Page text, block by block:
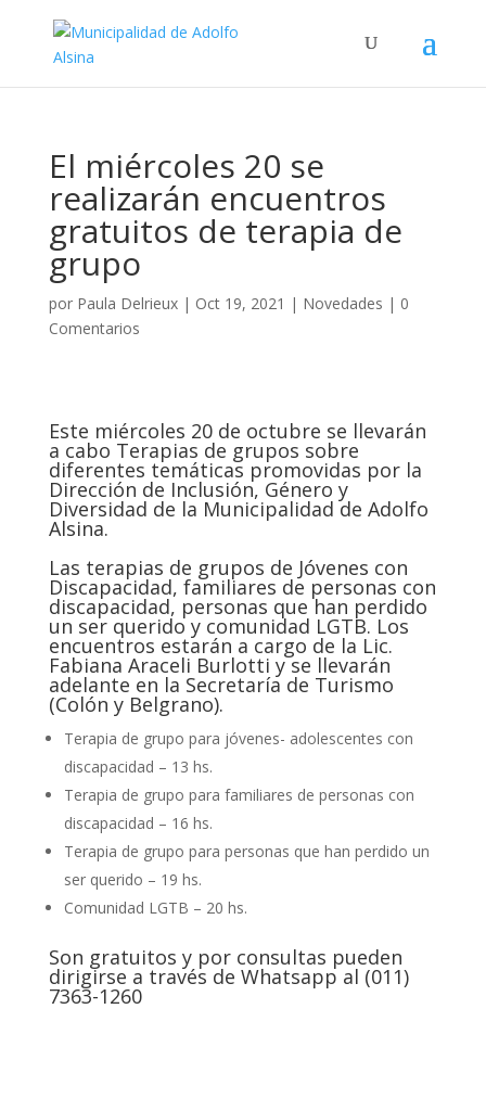
El miércoles 20 se
realizarán encuentros
gratuitos de terapia de
grupo
por Paula Delrieux| Oct 19, 2021 | Novedades | 0
Comentarios
Este miércoles 20 de octubre se llevarán
a cabo Terapias de grupos sobre
diferentes temáticas promovidas por la
Dirección de Inclusión, Género y
Diversidad de la Municipalidad de Adolfo
Alsina.
Las terapias de grupos de Jóvenes con
Discapacidad, familiares de personas con
discapacidad, personas que han perdido
un ser querido y comunidad LGTB. Los
encuentros estarán a cargo de la Lic.
Fabiana Araceli Burlotti y se llevarán
adelante en la Secretaría de Turismo
(Colón y Belgrano).
Terapia de grupo para jóvenes- adolescentes con
discapacidad – 13 hs.
Terapia de grupo para familiares de personas con
discapacidad – 16 hs.
Terapia de grupo para personas que han perdido un
ser querido – 19 hs.
Comunidad LGTB – 20 hs.
Son gratuitos y por consultas pueden
dirigirse a través de Whatsapp al (011)
7363-1260